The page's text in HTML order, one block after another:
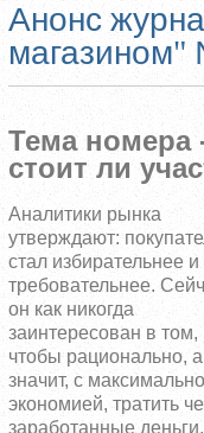
Анонс
магазином"
Тема номера
стоит ли
Аналитики рынка
утверждают:
стал избирательнее и
требовательнее.
он как никогда
заинтересован в том,
чтобы рационально, а
значит, с
экономией, тратить
заработанные